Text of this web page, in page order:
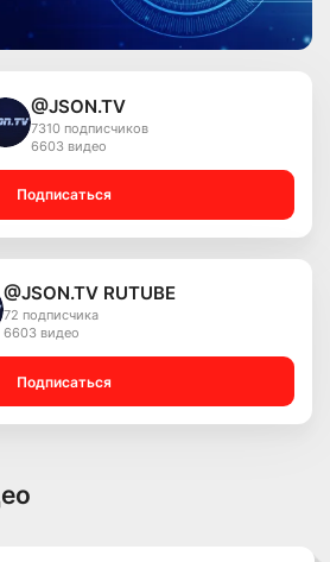
@JSON.TV
7310 подписчиков
6603 видео
Подписаться
@JSON.TV RUTUBE
72 подписчика
6603 видео
Подписаться